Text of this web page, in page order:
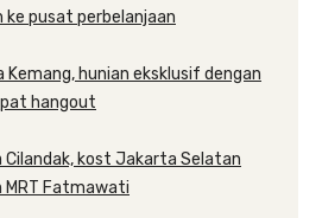
ke pusat perbelanjaan
Kemang, hunian eksklusif dengan
hangout
Cilandak, kost Jakarta Selatan
Fatmawati